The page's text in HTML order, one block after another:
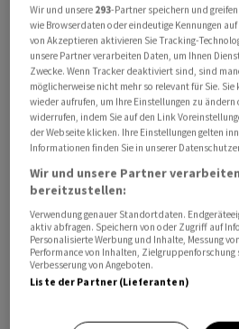
Technologie, Künstliche
Geschäftsfelder an. Dazu zählen
Unternehmensangaben unter
Veranstaltungen, Community-
Informationsdienste sowie neue
diesen Bereichen sollen
mittleren zweistelligen Bereich
Die bisherigen
Häuser sollen künftig
Unternehmen kündigte zudem
Infrastruktur, Datenkompetenz
Ziel sei es, weiteres Wachstum
Wir und unsere 293-Partner speichern und
wie Browserdaten oder eindeutige Kennungen
von Akzeptieren aktivieren Sie Tracking-
unsere Partner verarbeiten Daten, um Ihnen
Zwecke. Wenn Tracker deaktiviert sind, sind
möglicherweise nicht mehr so relevant für Sie.
wieder aufrufen, um Ihre Einstellungen zu
widerrufen, indem Sie auf den Link
der Webseite klicken. Ihre Einstellungen gelten
Informationen finden Sie in unserer
Wir und unsere Partner
bereitzustellen:
Verwendung genauer Standortdaten.
aktiv abfragen. Speichern von oder Zugriff auf
Personalisierte Werbung und Inhalte, Messung
Performance von Inhalten,
Verbesserung von Angeboten.
Liste der Partner (Lieferanten)